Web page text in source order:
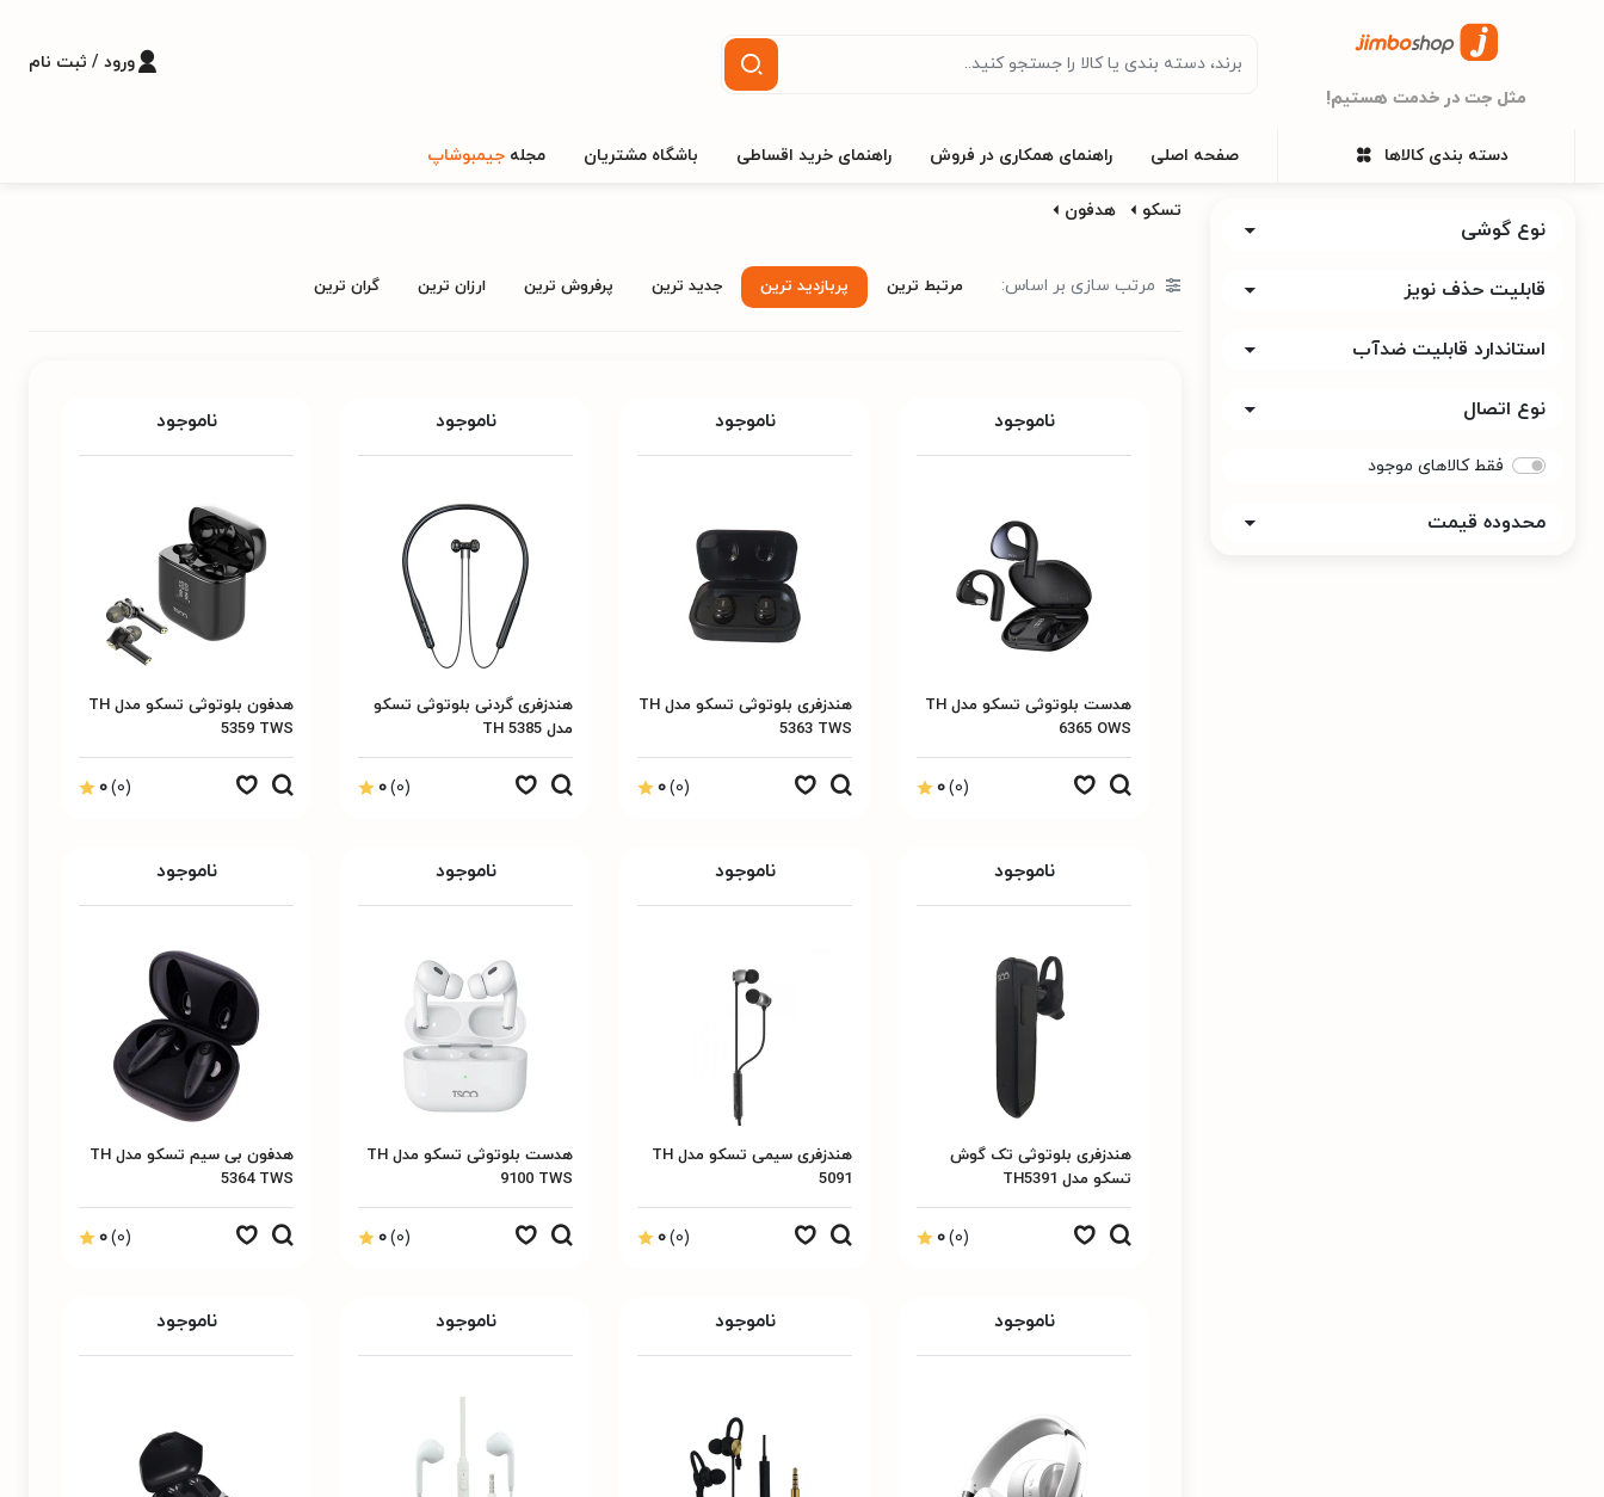
مثل جت در خدمت هستیم!
ورود / ثبت نام
دسته بندی کالاها صفحه اصلی راهنمای همکاری در فروش راهنمای خرید اقساطی باشگاه مشتریان مجله جیمبوشاپ
نوع گوشی
قابلیت حذف نویز
استاندارد قابلیت ضدآب
نوع اتصال
فقط کالاهای موجود
محدوده قیمت
تسکو هدفون
مرتب سازی بر اساس: مرتبط ترین پربازدید ترین جدید ترین پرفروش ترین ارزان ترین گران ترین
ناموجود
هدست بلوتوثی تسکو مدل TH
6365 OWS
0(0)
ناموجود
هندزفری بلوتوثی تسکو مدل TH
5363 TWS
0(0)
ناموجود
هندزفری گردنی بلوتوثی تسکو
مدل TH 5385
0(0)
ناموجود
هدفون بلوتوثی تسکو مدل TH
5359 TWS
0(0)
ناموجود
هندزفری بلوتوثی تک گوش
تسکو مدل TH5391
0(0)
ناموجود
هندزفری سیمی تسکو مدل TH
5091
0(0)
ناموجود
هدست بلوتوثی تسکو مدل TH
9100 TWS
0(0)
ناموجود
هدفون بی سیم تسکو مدل TH
5364 TWS
0(0)
ناموجود ناموجود ناموجود ناموجود